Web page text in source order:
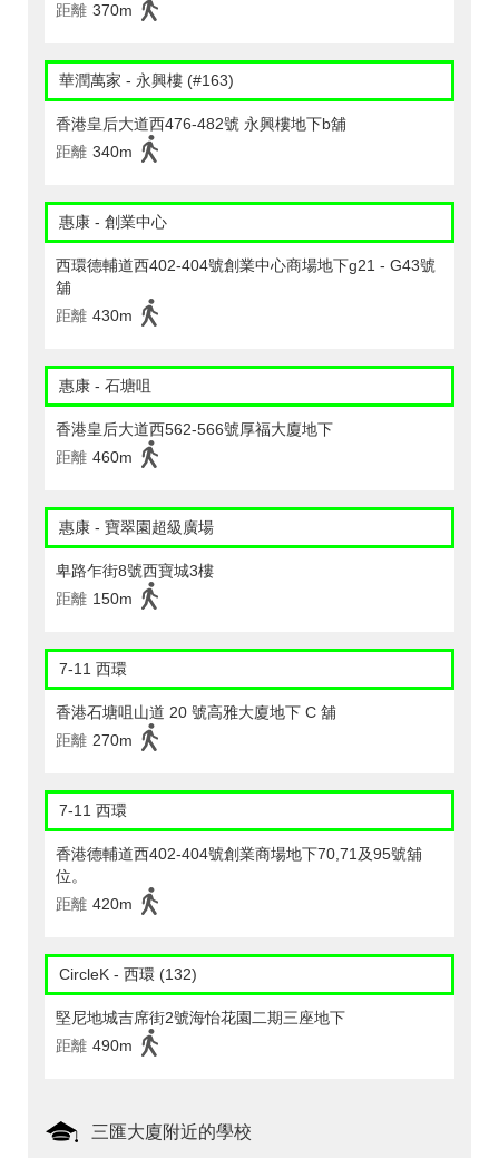
距離 370m
華潤萬家 - 永興樓 (#163)
香港皇后大道西476-482號 永興樓地下b舖
距離 340m
惠康 - 創業中心
西環德輔道西402-404號創業中心商場地下g21 - G43號
舖
距離 430m
惠康 - 石塘咀
香港皇后大道西562-566號厚福大廈地下
距離 460m
惠康 - 寶翠園超級廣場
卑路乍街8號西寶城3樓
距離 150m
7-11 西環
香港石塘咀山道 20 號高雅大廈地下 C 舖
距離 270m
7-11 西環
香港德輔道西402-404號創業商場地下70,71及95號舖
位。
距離 420m
CircleK - 西環 (132)
堅尼地城吉席街2號海怡花園二期三座地下
距離 490m
三匯大廈附近的學校